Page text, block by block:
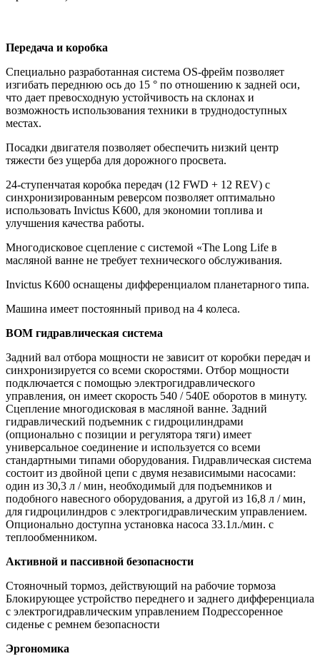
Передача и коробка
Специально разработанная система OS-фрейм позволяет
изгибать переднюю ось до 15 ° по отношению к задней оси,
что дает превосходную устойчивость на склонах и
возможность использования техники в труднодоступных
местах.
Посадки двигателя позволяет обеспечить низкий центр
тяжести без ущерба для дорожного просвета.
24-ступенчатая коробка передач (12 FWD + 12 REV) с
синхронизированным реверсом позволяет оптимально
использовать Invictus K600, для экономии топлива и
улучшения качества работы.
Многодисковое сцепление с системой «The Long Life в
масляной ванне не требует технического обслуживания.
Invictus K600 оснащены дифференциалом планетарного типа.
Машина имеет постоянный привод на 4 колеса.
ВОМ гидравлическая система
Задний вал отбора мощности не зависит от коробки передач и
синхронизируется со всеми скоростями. Отбор мощности
подключается с помощью электрогидравлического
управления, он имеет скорость 540 / 540E оборотов в минуту.
Сцепление многодисковая в масляной ванне. Задний
гидравлический подъемник с гидроцилиндрами
(опционально с позиции и регулятора тяги) имеет
универсальное соединение и используется со всеми
стандартными типами оборудования. Гидравлическая система
состоит из двойной цепи с двумя независимыми насосами:
один из 30,3 л / мин, необходимый для подъемников и
подобного навесного оборудования, а другой из 16,8 л / мин,
для гидроцилиндров с электрогидравлическим управлением.
Опционально доступна установка насоса 33.1л./мин. с
теплообменником.
Активной и пассивной безопасности
Стояночный тормоз, действующий на рабочие тормоза
Блокирующее устройство переднего и заднего дифференциала
с электрогидравлическим управлением Подрессоренное
сиденье с ремнем безопасности
Эргономика